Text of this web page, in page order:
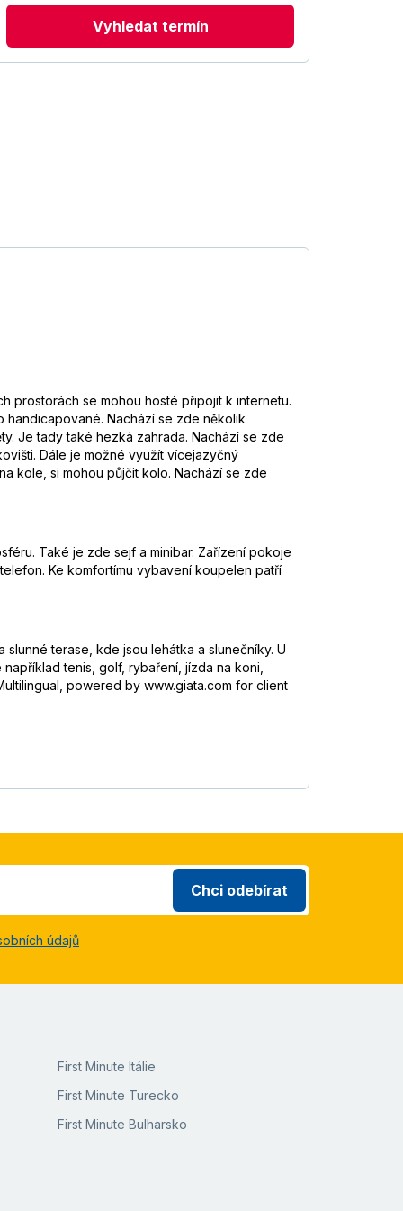
Vyhledat termín
prostorách se mohou hosté připojit k internetu.
Nachází se zde několik
Je tady také hezká zahrada. Nachází se zde
Dále je možné využít vícejazyčný
kole, si mohou půjčit kolo. Nachází se zde
Také je zde sejf a minibar. Zařízení pokoje
Ke komfortímu vybavení koupelen patří
terase, kde jsou lehátka a slunečníky. U
tenis, golf, rybaření, jízda na koni,
powered by www.giata.com for client
Chci odebírat
údajů
First Minute Itálie
First Minute Turecko
First Minute Bulharsko